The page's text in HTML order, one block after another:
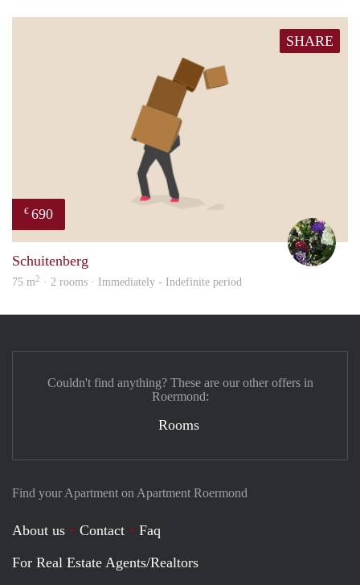
SHARE
€ 690
Schuitenberg
75 m2 · 2 rooms · Immediately - Indefinite period
Find your Apartment on Apartment Roermond
About us Contact
Faq
For Real Estate Agents/Realtors
Couldn't find anything? These are our other offers in
Roermond:
Rooms